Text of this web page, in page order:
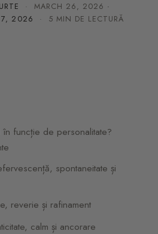
·MARCH 26, 2026 ·
7, 2026 · 5 MIN DE LECTURĂ
funcție de personalitate?
spontaneitate și
reverie și rafinament
calm și ancorare